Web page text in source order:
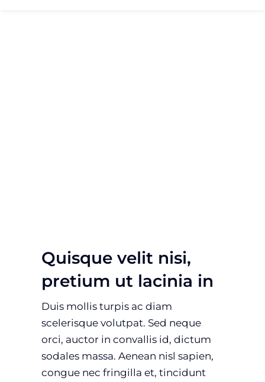
Quisque velit nisi,
pretium ut lacinia in
Duis mollis turpis ac diam
scelerisque volutpat. Sed neque
orci, auctor in convallis id, dictum
sodales massa. Aenean nisl sapien,
congue nec fringilla et, tincidunt